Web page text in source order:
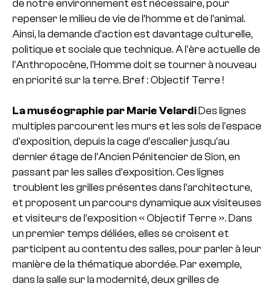
de notre environnement est nécessaire, pour
repenser le milieu de vie de l’homme et de l’animal.
Ainsi, la demande d’action est davantage culturelle,
politique et sociale que technique. A l’ère actuelle de
l’Anthropocène, l’Homme doit se tourner à nouveau
en priorité sur la terre. Bref : Objectif Terre !
La muséographie par Marie VelardiDes lignes
multiples parcourent les murs et les sols de l’espace
d’exposition, depuis la cage d’escalier jusqu’au
dernier étage de l’Ancien Pénitencier de Sion, en
passant par les salles d’exposition. Ces lignes
troublent les grilles présentes dans l’architecture,
et proposent un parcours dynamique aux visiteuses
et visiteurs de l’exposition « Objectif Terre ». Dans
un premier temps déliées, elles se croisent et
participent au contentu des salles, pour parler à leur
manière de la thématique abordée. Par exemple,
dans la salle sur la modernité, deux grilles de